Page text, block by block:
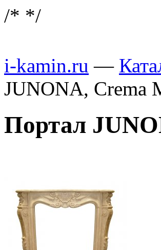
/* */
i-kamin.ru —
JUNONA, Crema
Портал